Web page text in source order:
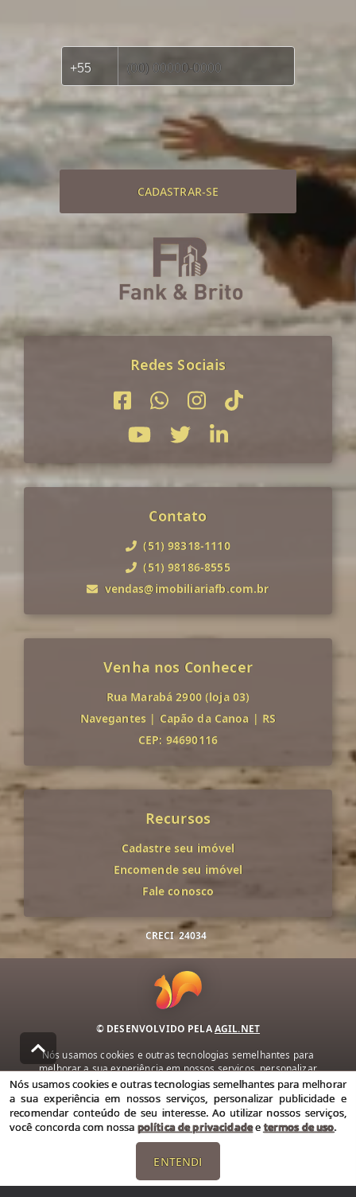
CADASTRAR-SE
Redes Sociais
Contato
(51) 98318-1110
(51) 98186-8555
vendas@imobiliariafb.com.br
Venha nos Conhecer
Rua Marabá 2900 (loja 03)
Navegantes | Capão da Canoa | RS
CEP: 94690116
Recursos
Cadastre seu imóvel
Encomende seu imóvel
Fale conosco
CRECI 24034
© DESENVOLVIDO PELAAGIL.NET
Nós usamos cookies e outras tecnologias semelhantes para
melhorar a sua experiência em nossos serviços, personalizar
publicidade e recomendar conteúdo de seu interesse. Ao utilizar
nossos serviços, você concorda com nossa política de privacidade e
termos de uso.
Política de Privacidade Termos de uso
Nós usamos cookies e outras tecnologias semelhantes para melhorar
a sua experiência em nossos serviços, personalizar publicidade e
recomendar conteúdo de seu interesse. Ao utilizar nossos serviços,
você concorda com nossa política de privacidadeetermos de uso.
ENTENDI